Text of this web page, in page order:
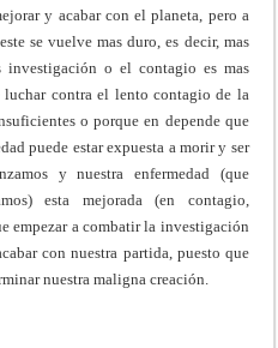
y acabar con el planeta, pero a
se vuelve mas duro, es decir, mas
investigación o el contagio es mas
contra el lento contagio de la
o porque en depende que
puede estar expuesta a morir y ser
y nuestra enfermedad (que
esta mejorada (en contagio,
empezar a combatir la investigación
con nuestra partida, puesto que
nuestra maligna creación.